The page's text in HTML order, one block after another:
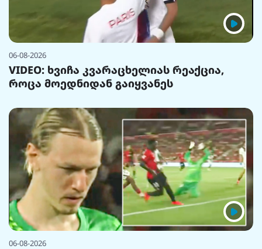
06-08-2026
VIDEO: ხვიჩა კვარაცხელიას რეაქცია,
როცა მოედნიდან გაიყვანეს
06-08-2026